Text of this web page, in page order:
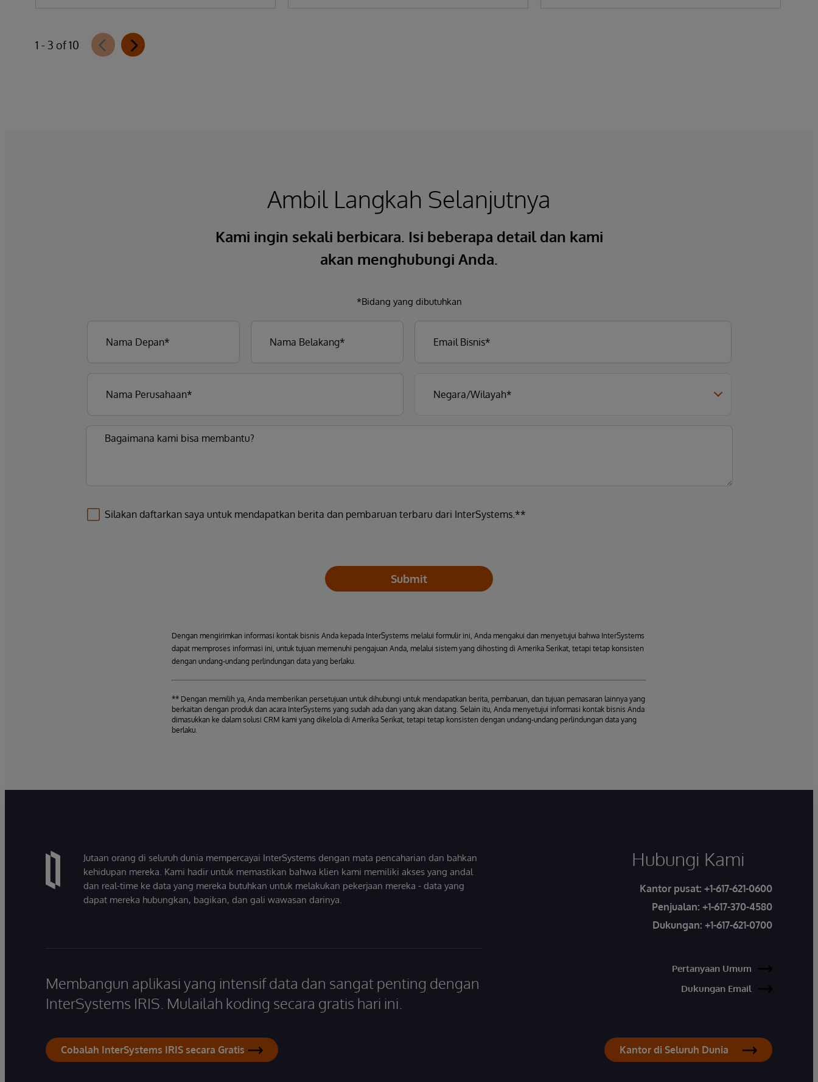
1 - 3 of 10
Ambil Langkah Selanjutnya
Kami ingin sekali berbicara. Isi beberapa detail dan kami
akan menghubungi Anda.
*Bidang yang dibutuhkan
Silakan daftarkan saya untuk mendapatkan berita dan pembaruan terbaru dari InterSystems.**
Submit
Dengan mengirimkan informasi kontak bisnis Anda kepada InterSystems melalui formulir ini, Anda mengakui dan menyetujui bahwa InterSystems
dapat memproses informasi ini, untuk tujuan memenuhi pengajuan Anda, melalui sistem yang dihosting di Amerika Serikat, tetapi tetap konsisten
dengan undang-undang perlindungan data yang berlaku.
** Dengan memilih ya, Anda memberikan persetujuan untuk dihubungi untuk mendapatkan berita, pembaruan, dan tujuan pemasaran lainnya yang
berkaitan dengan produk dan acara InterSystems yang sudah ada dan yang akan datang. Selain itu, Anda menyetujui informasi kontak bisnis Anda
dimasukkan ke dalam solusi CRM kami yang dikelola di Amerika Serikat, tetapi tetap konsisten dengan undang-undang perlindungan data yang
berlaku.
Jutaan orang di seluruh dunia mempercayai InterSystems dengan mata pencaharian dan bahkan
kehidupan mereka. Kami hadir untuk memastikan bahwa klien kami memiliki akses yang andal
dan real-time ke data yang mereka butuhkan untuk melakukan pekerjaan mereka - data yang
dapat mereka hubungkan, bagikan, dan gali wawasan darinya.
Membangun aplikasi yang intensif data dan sangat penting dengan
InterSystems IRIS. Mulailah koding secara gratis hari ini.
Cobalah InterSystems IRIS secara Gratis
Hubungi Kami
Kantor pusat: +1-617-621-0600
Penjualan: +1-617-370-4580
Dukungan: +1-617-621-0700
Pertanyaan Umum
Dukungan Email
Kantor di Seluruh Dunia